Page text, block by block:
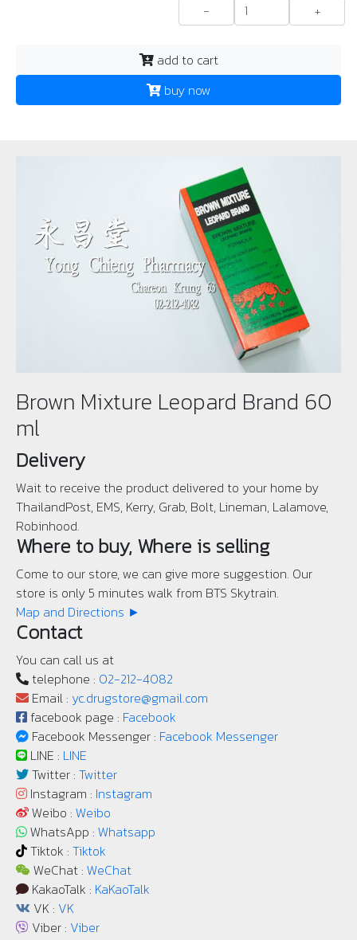
- +
add to cart
buy now
Brown Mixture Leopard Brand 60
ml
Delivery
Wait to receive the product delivered to your home by
ThailandPost, EMS, Kerry, Grab, Bolt, Lineman, Lalamove,
Robinhood.
Where to buy, Where is selling
Come to our store, we can give more suggestion. Our
store is only 5 minutes walk from BTS Skytrain.
Map and Directions ►
Contact
You can call us at
telephone : 02-212-4082
Email : yc.drugstore@gmail.com
facebook page : Facebook
Facebook Messenger : Facebook Messenger
LINE : LINE
Twitter : Twitter
Instagram : Instagram
Weibo : Weibo
WhatsApp : Whatsapp
Tiktok : Tiktok
WeChat : WeChat
KakaoTalk : KaKaoTalk
VK : VK
Viber : Viber